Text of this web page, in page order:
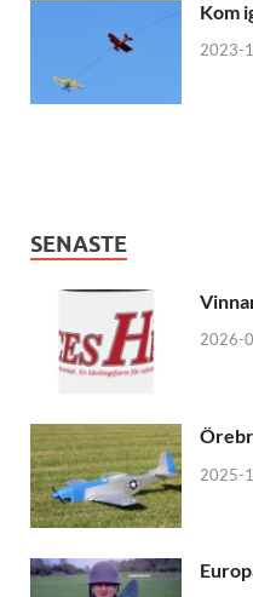
Kom
2023-
SENASTE
2026-
2025-